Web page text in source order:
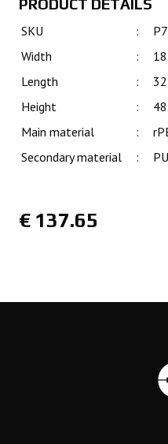
PRODUCT DETAILS
SKU :
Width
:
Length
:
Height
:
Main material
:
Secondary material
: PU
€ 137.65